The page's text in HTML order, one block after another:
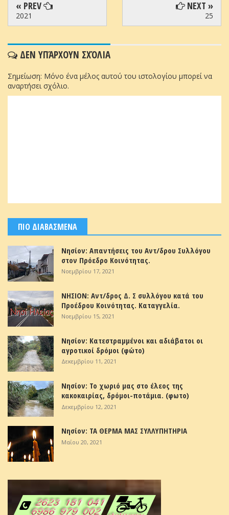
« PREV
2021
NEXT »
25
ΔΕΝ ΥΠΆΡΧΟΥΝ ΣΧΌΛΙΑ
Σημείωση: Μόνο ένα μέλος αυτού του ιστολογίου μπορεί να
αναρτήσει σχόλιο.
ΠΙΟ ΔΙΑΒΑΣΜΕΝΑ
Νησίον: Απαντήσεις του Αντ/δρου Συλλόγου
στον Πρόεδρο Κοινότητας.
Νοεμβρίου 17, 2021
ΝΗΣΙΟΝ: Αντ/δρος Δ. Σ συλλόγου κατά του
Προέδρου Κοινότητας. Καταγγελία.
Νοεμβρίου 15, 2021
Νησίον: Κατεστραμμένοι και αδιάβατοι οι
αγροτικοί δρόμοι (φώτο)
Δεκεμβρίου 11, 2021
Νησίον: Το χωριό μας στο έλεος της
κακοκαιρίας, δρόμοι-ποτάμια. (φωτο)
Δεκεμβρίου 12, 2021
Νησίον: ΤΑ ΘΕΡΜΑ ΜΑΣ ΣΥΛΛΥΠΗΤΗΡΙΑ
Μαΐου 20, 2021